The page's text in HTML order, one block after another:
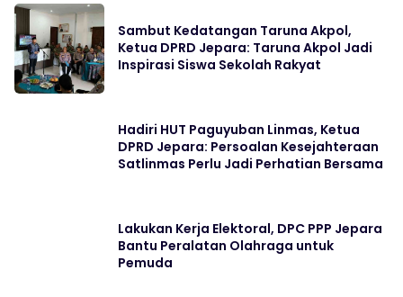
Sambut Kedatangan Taruna Akpol,
Ketua DPRD Jepara: Taruna Akpol Jadi
Inspirasi Siswa Sekolah Rakyat
Hadiri HUT Paguyuban Linmas, Ketua
DPRD Jepara: Persoalan Kesejahteraan
Satlinmas Perlu Jadi Perhatian Bersama
Lakukan Kerja Elektoral, DPC PPP Jepara
Bantu Peralatan Olahraga untuk
Pemuda